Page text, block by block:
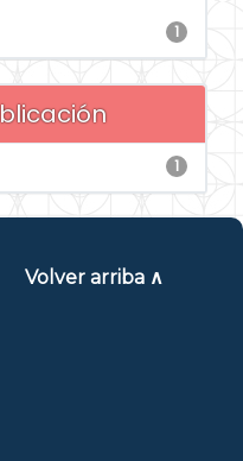
1
1
Volver arriba ∧